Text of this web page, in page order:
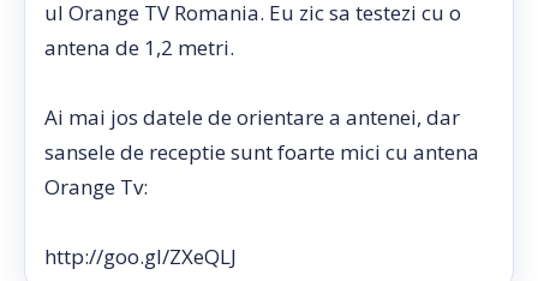
ul Orange TV Romania. Eu zic sa testezi cu o
antena de 1,2 metri.
Ai mai jos datele de orientare a antenei, dar
sansele de receptie sunt foarte mici cu antena
Orange Tv:
http://goo.gl/ZXeQLJ